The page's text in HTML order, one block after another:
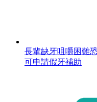
長輩缺牙咀嚼困難
可申請假牙補助